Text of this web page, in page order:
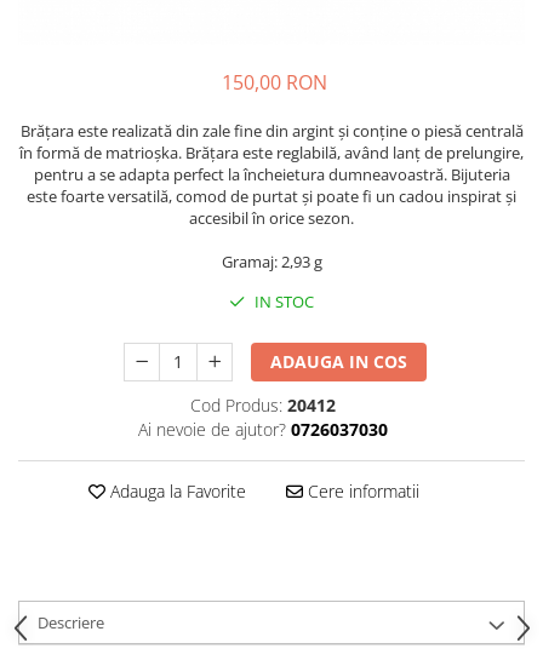
150,00 RON
Brățara este realizată din zale fine din argint și conține o piesă centrală
în formă de matrioșka. Brățara este reglabilă, având lanț de prelungire,
pentru a se adapta perfect la încheietura dumneavoastră. Bijuteria
este foarte versatilă, comod de purtat și poate fi un cadou inspirat și
accesibil în orice sezon.
Gramaj: 2,93 g
IN STOC
ADAUGA IN COS
Cod Produs: 20412
Ai nevoie de ajutor? 0726037030
Adauga la Favorite Cere informatii
Descriere